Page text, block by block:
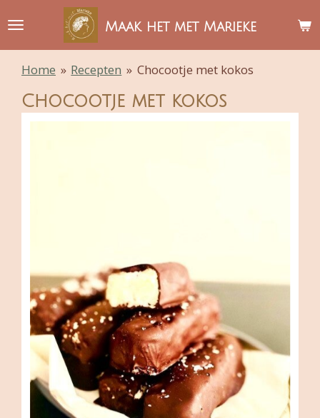
direct
naar
Maak het met Marieke
Home » Recepten » Chocootje met kokos
Chocootje met kokos